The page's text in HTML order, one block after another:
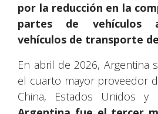
por la reducción en la
partes de vehículos
vehículos de transporte
En abril de 2026, Argentina
el cuarto mayor proveedor
China, Estados Unidos y